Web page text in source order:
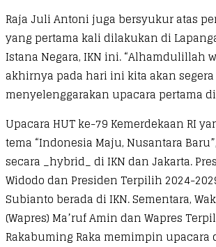
Raja Juli Antoni juga bersyukur atas
yang pertama kali dilakukan di
Istana Negara, IKN ini. “Alhamdulillah
akhirnya pada hari ini kita akan segera
menyelenggarakan upacara pertama
Upacara HUT ke-79 Kemerdekaan RI
tema “Indonesia Maju, Nusantara
secara _hybrid_ di IKN dan Jakarta.
Widodo dan Presiden Terpilih 2024-
Subianto berada di IKN. Sementara,
(Wapres) Ma’ruf Amin dan Wapres
Rakabuming Raka memimpin upacara